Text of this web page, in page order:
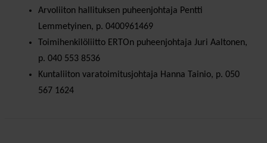
Arvoliiton hallituksen puheenjohtaja Pentti
Lemmetyinen, p. 0400961469
Toimihenkilöliitto ERTOn puheenjohtaja Juri Aaltonen,
p. 040 553 8536
Kuntaliiton varatoimitusjohtaja Hanna Tainio, p. 050
567 1624